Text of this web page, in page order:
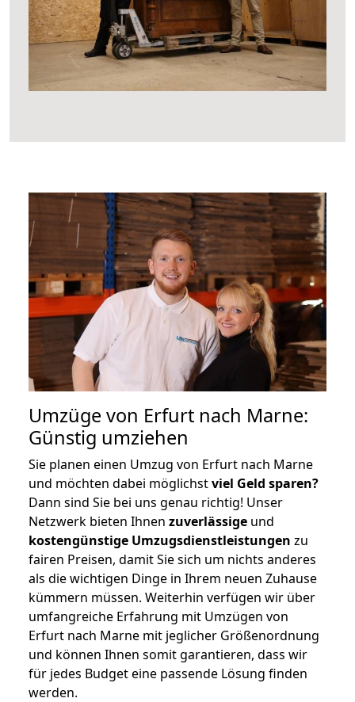
Umzüge von Erfurt nach Marne:
Günstig umziehen
Sie planen einen Umzug von Erfurt nach Marne
und möchten dabei möglichstviel Geld sparen?
Dann sind Sie bei uns genau richtig! Unser
Netzwerk bieten Ihnen zuverlässige und
kostengünstige Umzugsdienstleistungen zu
fairen Preisen, damit Sie sich um nichts anderes
als die wichtigen Dinge in Ihrem neuen Zuhause
kümmern müssen. Weiterhin verfügen wir über
umfangreiche Erfahrung mit Umzügen von
Erfurt nach Marne mit jeglicher Größenordnung
und können Ihnen somit garantieren, dass wir
für jedes Budget eine passende Lösung finden
werden.